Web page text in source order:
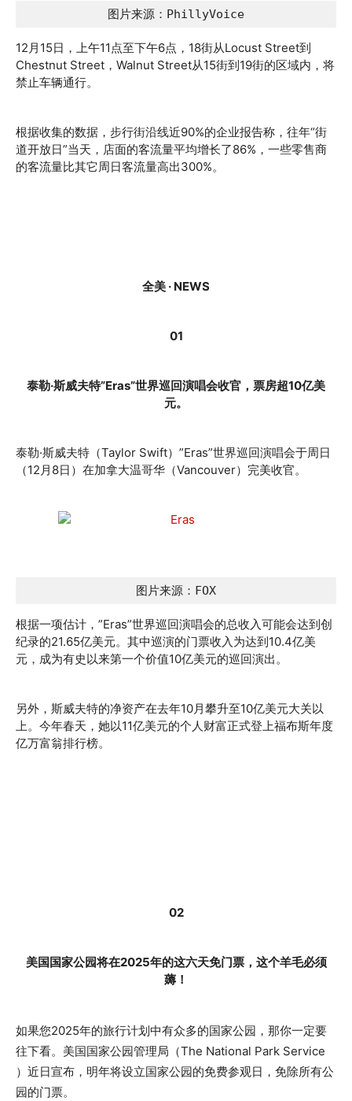
图片来源：PhillyVoice
12月15日，上午11点至下午6点，18街从Locust Street到
Chestnut Street，Walnut Street从15街到19街的区域内，将
禁止车辆通行。
根据收集的数据，步行街沿线近90%的企业报告称，往年“街
道开放日”当天，店面的客流量平均增长了86%，一些零售商
的客流量比其它周日客流量高出300%。
全美 · NEWS
01
泰勒·斯威夫特”Eras”世界巡回演唱会收官，票房超10亿美
元。
泰勒·斯威夫特（Taylor Swift）”Eras”世界巡回演唱会于周日
（12月8日）在加拿大温哥华（Vancouver）完美收官。
图片来源：FOX
根据一项估计，”Eras”世界巡回演唱会的总收入可能会达到创
纪录的21.65亿美元。其中巡演的门票收入为达到10.4亿美
元，成为有史以来第一个价值10亿美元的巡回演出。
另外，斯威夫特的净资产在去年10月攀升至10亿美元大关以
上。今年春天，她以11亿美元的个人财富正式登上福布斯年度
亿万富翁排行榜。
02
美国国家公园将在2025年的这六天免门票，这个羊毛必须
薅！
如果您2025年的旅行计划中有众多的国家公园，那你一定要
往下看。美国国家公园管理局（The National Park Service
）近日宣布，明年将设立国家公园的免费参观日，免除所有公
园的门票。